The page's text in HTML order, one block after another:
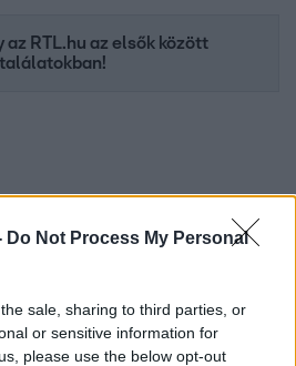
Do Not Process My Personal
sale, sharing to third parties, or
or sensitive information for
please use the below opt-out
az RTL.hu az elsők között
értesülj a friss hírekről a